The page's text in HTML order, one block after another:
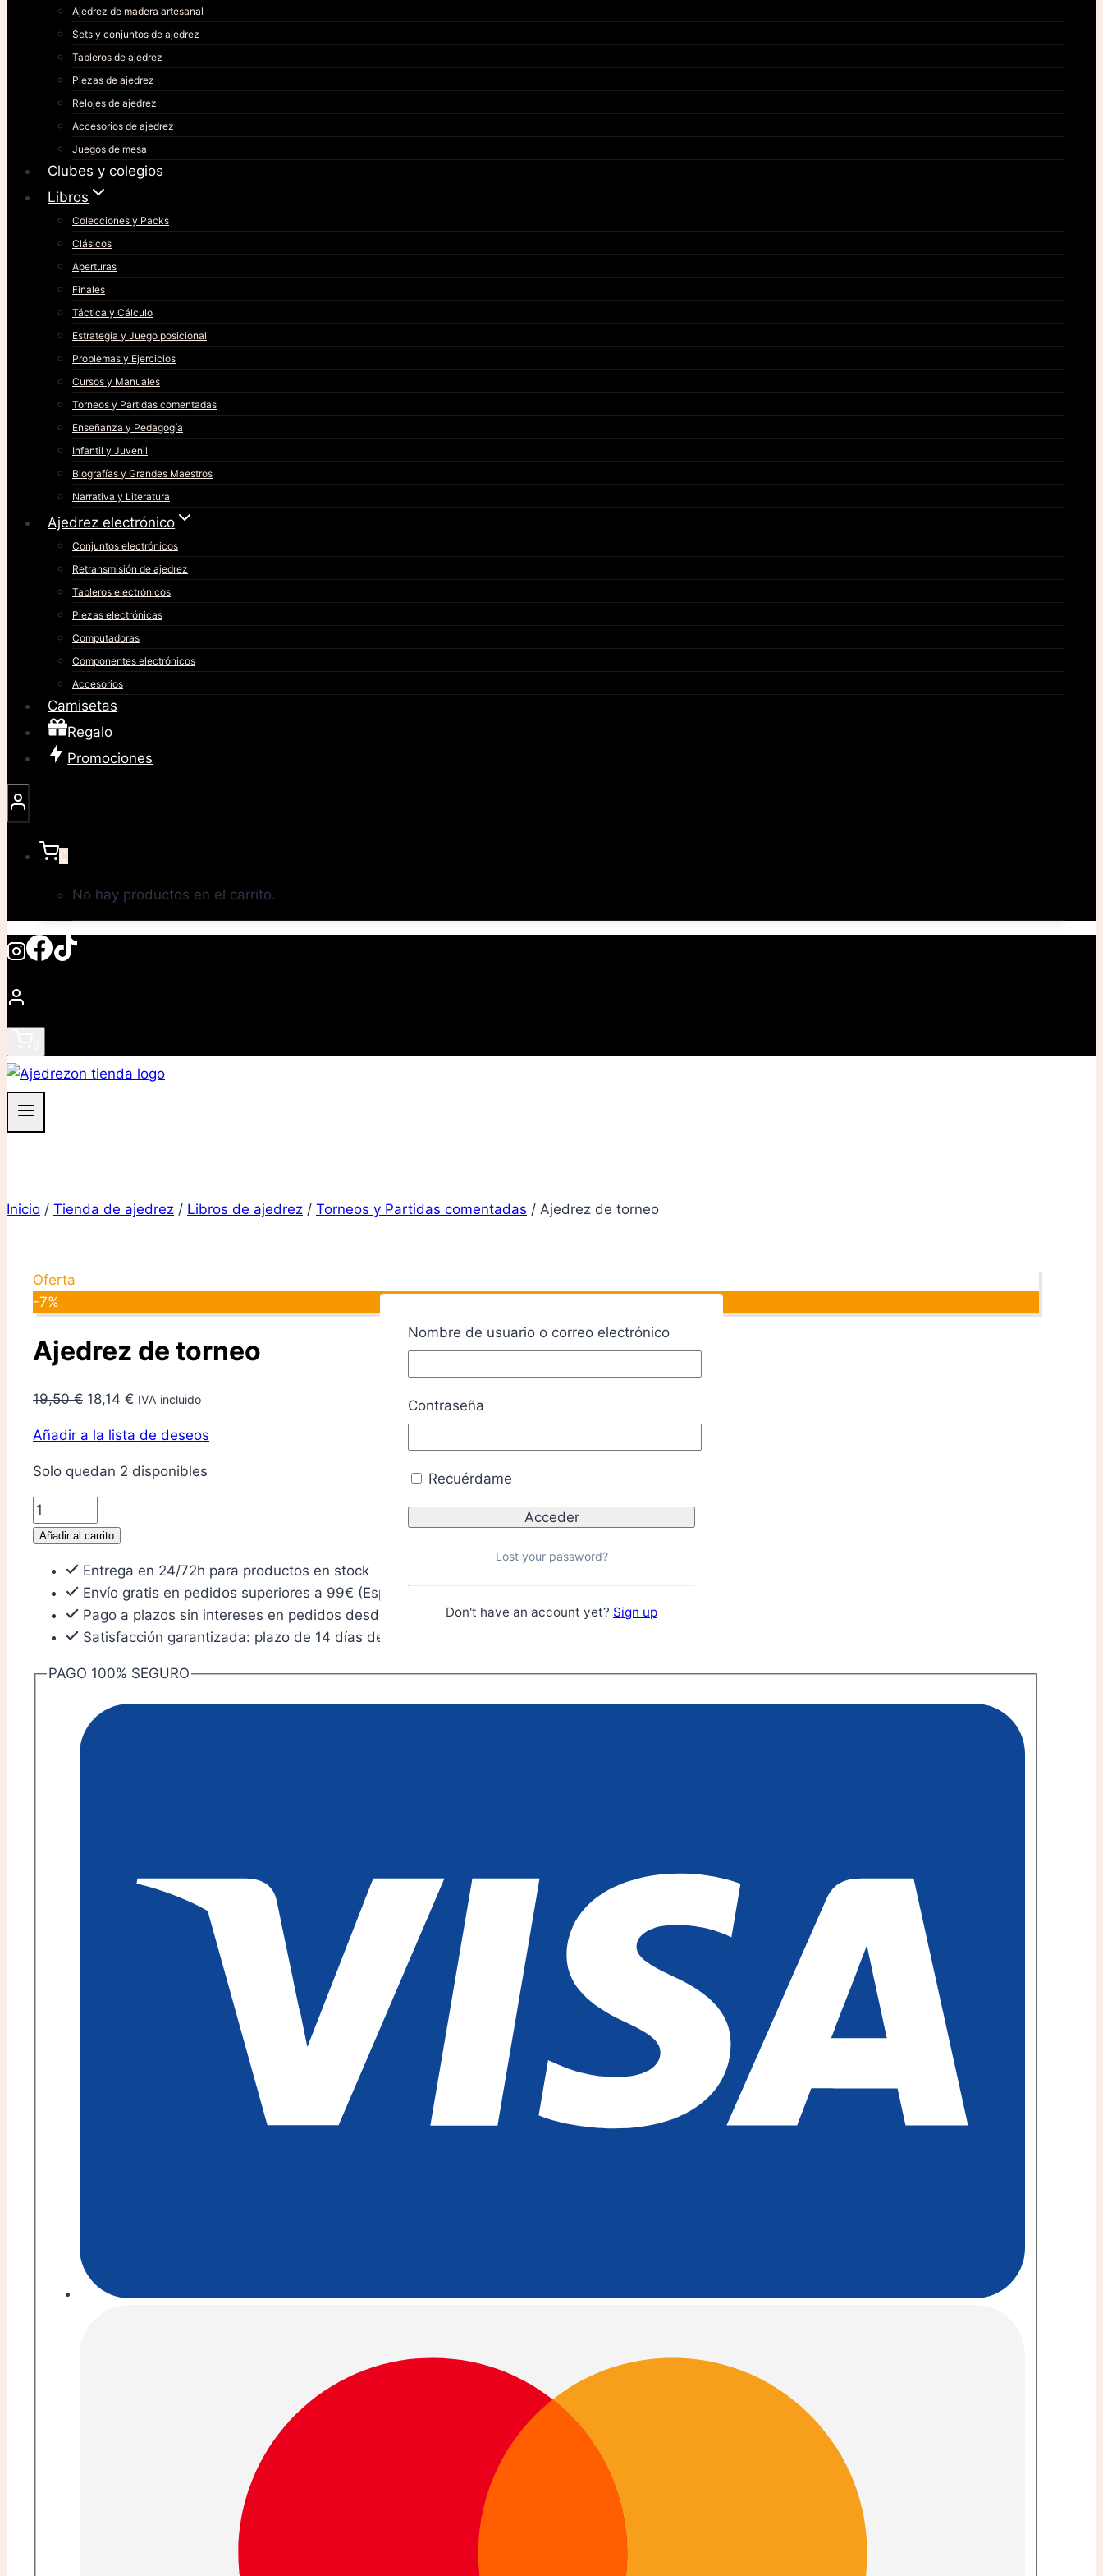
Ajedrez de madera artesanal
Sets y conjuntos de ajedrez
Tableros de ajedrez
Piezas de ajedrez
Relojes de ajedrez
Accesorios de ajedrez
Juegos de mesa
Clubes y colegios
Libros
Colecciones y Packs
Clásicos
Aperturas
Finales
Táctica y Cálculo
Estrategia y Juego posicional
Problemas y Ejercicios
Cursos y Manuales
Torneos y Partidas comentadas
Enseñanza y Pedagogía
Infantil y Juvenil
Biografías y Grandes Maestros
Narrativa y Literatura
Ajedrez electrónico
Conjuntos electrónicos
Retransmisión de ajedrez
Tableros electrónicos
Piezas electrónicas
Computadoras
Componentes electrónicos
Accesorios
Camisetas
Regalo
Promociones
0
No hay productos en el carrito.
Inicio / Tienda de ajedrez / Libros de ajedrez / Torneos y Partidas comentadas / Ajedrez de torneo
Oferta
-7%
Ajedrez de torneo
19,50€ El
original
era:
18,14 € El
actual
es:
IVA incluido
Añadir a la lista de deseos
Solo quedan 2 disponibles
Ajedrez
de
cantidad
Añadir al carrito
Entrega en 24/72h para productos en stock
Envío gratis en pedidos superiores a 99€ (España península)
Pago a plazos sin intereses en pedidos desde 130€
Satisfacción garantizada: plazo de 14 días de devolución
PAGO 100% SEGURO
Nombre de usuario o correo electrónico
Contraseña
Recuérdame
Lost your password?
Don't have an account yet? Sign up